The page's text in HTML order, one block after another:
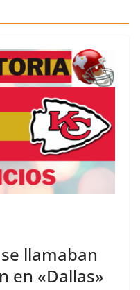
llamaban
en «Dallas»